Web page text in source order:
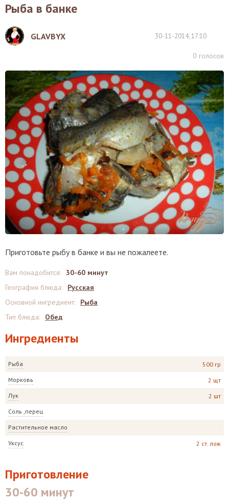
Рыба в банке
GLAVBYX 30-11-2014, 17:10
0 голосов
Приготовьте рыбу в банке и вы не пожалеете.
Ингредиенты
Рыба 500 гр
Морковь 2 щт
Лук 2 шт
Соль ,перец
Растительное масло
Уксус 2 ст. лож
Вам понадобится:
30-60 минут
География блюда:
Русская
Основной ингредиент:
Рыба
Тип блюда: Обед
Приготовление
30-60 минут